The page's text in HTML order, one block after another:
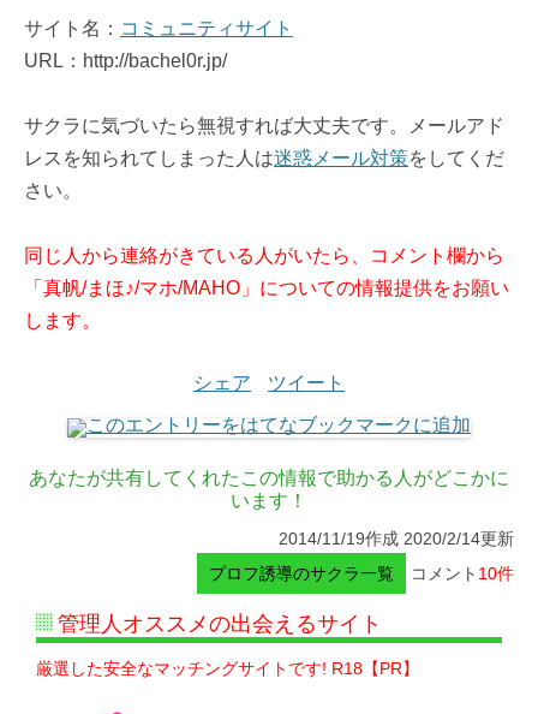
サイト名： コミュニティサイト
URL：http://bachel0r.jp/
サクラに気づいたら無視すれば大丈夫です。メールアド
レスを知られてしまった人は迷惑メール対策をしてくだ
さい。
同じ人から連絡がきている人がいたら、コメント欄から
「真帆/まほ♪/マホ/MAHO」についての情報提供をお願い
します。
シェア ツイート
あなたが共有してくれたこの情報で助かる人がどこかに
います！
2014/11/19作成 2020/2/14更新
プロフ誘導のサクラ一覧
コメント 10件
管理人オススメの出会えるサイト
厳選した安全なマッチングサイトです! R18【PR】